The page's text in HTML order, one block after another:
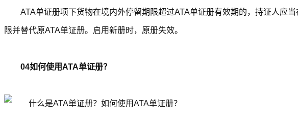
ATA单证册项下货物在境内外停留期限超过ATA单证册有效期的，持证人应
限并替代原ATA单证册。启用新册时，原册失效。
04如何使用ATA单证册？